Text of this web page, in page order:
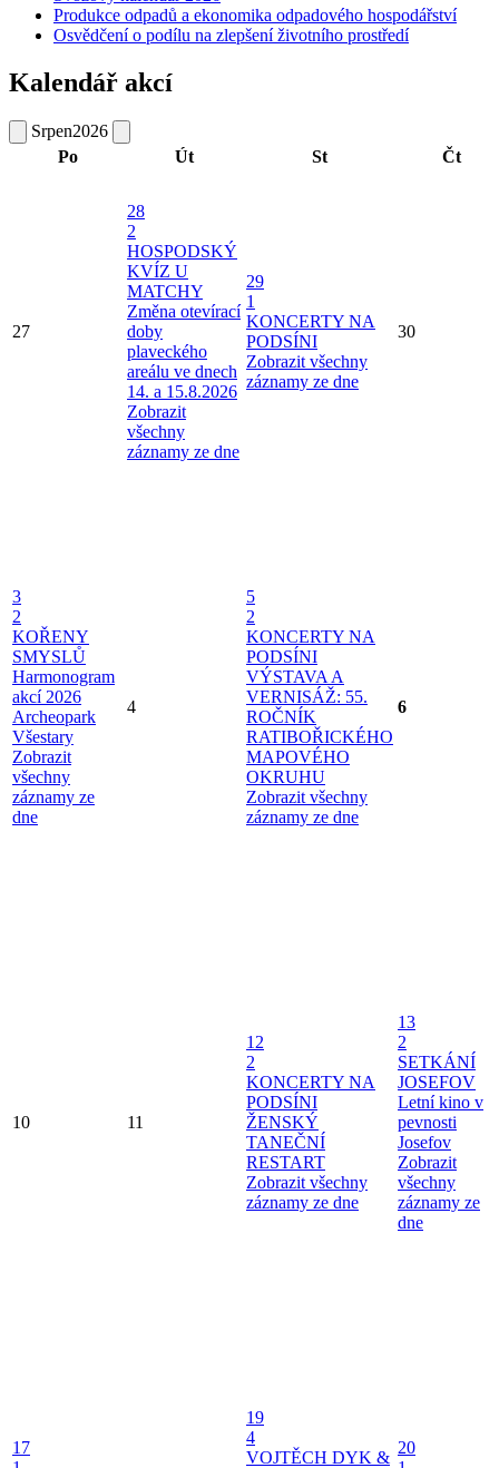
Produkce odpadů a ekonomika odpadového hospodářství
Osvědčení o podílu na zlepšení životního prostředí
Kalendář akcí
Srpen2026
Po
Út St Čt
27
28
2
HOSPODSKÝ
KVÍZ U
MATCHY
Změna otevírací
doby
plaveckého
areálu ve dnech
14. a 15.8.2026
Zobrazit
všechny
záznamy ze dne
29
1
KONCERTY NA
PODSÍNI
Zobrazit všechny
záznamy ze dne
30
3
2
KOŘENY
SMYSLŮ
Harmonogram
akcí 2026
Archeopark
Všestary
Zobrazit
všechny
záznamy ze
dne
4
5
2
KONCERTY NA
PODSÍNI
VÝSTAVA A
VERNISÁŽ: 55.
ROČNÍK
RATIBOŘICKÉHO
MAPOVÉHO
OKRUHU
Zobrazit všechny
záznamy ze dne
6
10 11
12
2
KONCERTY NA
PODSÍNI
ŽENSKÝ
TANEČNÍ
RESTART
Zobrazit všechny
záznamy ze dne
13
2
SETKÁNÍ
JOSEFOV
Letní kino v
pevnosti
Josefov
Zobrazit
všechny
záznamy ze
dne
17
19
4
VOJTĚCH DYK &
20